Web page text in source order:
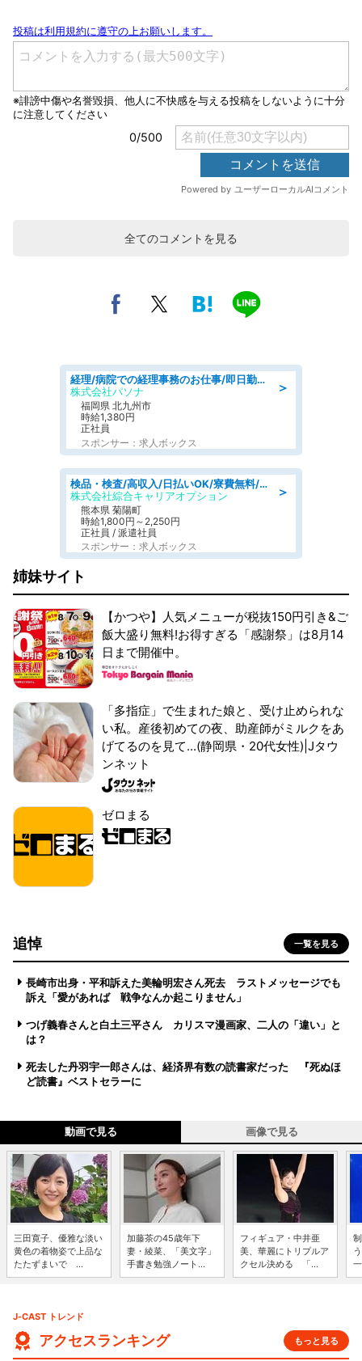
全てのコメントを見る
＞
経理/病院での経理事務のお仕事/即日勤務可/車通勤可/経理/一般事務
株式会社パソナ
福岡県 北九州市
時給1,380円
正社員
スポンサー：求人ボックス
＞
検品・検査/高収入/日払いOK/寮費無料/日勤/20・30・40代活躍中
株式会社綜合キャリアオプション
熊本県 菊陽町
時給1,800円～2,250円
正社員 / 派遣社員
スポンサー：求人ボックス
姉妹サイト
【かつや】人気メニューが税抜150円引き&ご
飯大盛り無料!お得すぎる「感謝祭」は8月14
日まで開催中。
「多指症」で生まれた娘と、受け止められな
い私。産後初めての夜、助産師がミルクをあ
げてるのを見て...(静岡県・20代女性)|Jタウ
ンネット
ゼロまる
追悼 一覧を見る
長崎市出身・平和訴えた美輪明宏さん死去 ラストメッセージでも
訴え「愛があれば 戦争なんか起こりません」
つげ義春さんと白土三平さん カリスマ漫画家、二人の「違い」と
は？
死去した丹羽宇一郎さんは、経済界有数の読書家だった 『死ぬほ
ど読書』ベストセラーに
動画で見る 画像で見る
三田寛子、優雅な淡い
黄色の着物姿で上品な
たたずまいで ...
加藤茶の45歳年下
妻・綾菜、「美文字」
手書き勉強ノート...
フィギュア・中井亜
美、華麗にトリプルア
クセル決める 「...
J-CAST トレンド
アクセスランキング もっと見る